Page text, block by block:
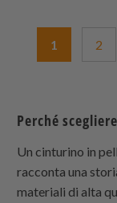
1 2
Perché
Un cinturino in
racconta una
materiali di alta